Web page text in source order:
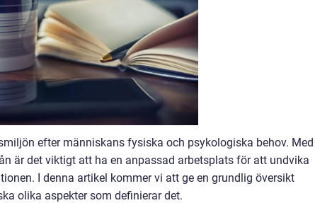
efter människans fysiska och psykologiska behov. Med
är det viktigt att ha en anpassad arbetsplats för att undvika
I denna artikel kommer vi att ge en grundlig översikt
olika aspekter som definierar det.